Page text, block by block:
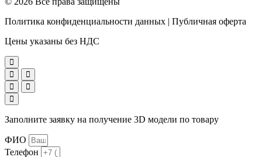
Политика конфиденциальности данных | Публичная оферта
Цены указаны без НДС
Заполните заявку на получение 3D модели по товару
ФИО
Телефон